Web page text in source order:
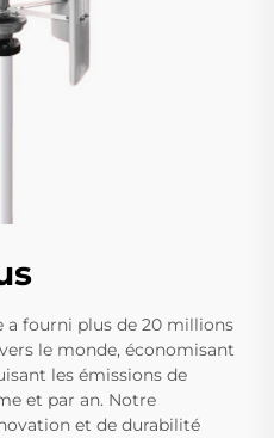
a fourni plus de 20 millions
le monde, économisant
les émissions de
et par an. Notre
et de durabilité